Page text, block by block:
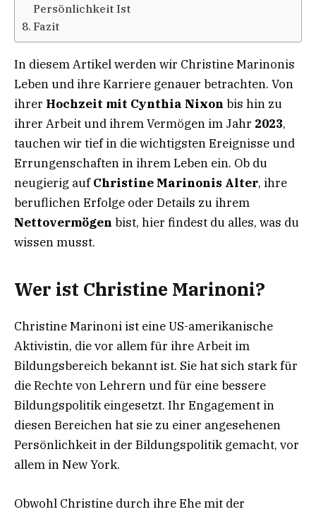
Persönlichkeit Ist
Fazit
In diesem Artikel werden wir Christine Marinonis
Leben und ihre Karriere genauer betrachten. Von
ihrer Hochzeit mit Cynthia Nixon bis hin zu
ihrer Arbeit und ihrem Vermögen im Jahr 2023,
tauchen wir tief in die wichtigsten Ereignisse und
Errungenschaften in ihrem Leben ein. Ob du
neugierig aufChristine Marinonis Alter, ihre
beruflichen Erfolge oder Details zu ihrem
Nettovermögen bist, hier findest du alles, was du
wissen musst.
Wer ist Christine Marinoni?
Christine Marinoni ist eine US-amerikanische
Aktivistin, die vor allem für ihre Arbeit im
Bildungsbereich bekannt ist. Sie hat sich stark für
die Rechte von Lehrern und für eine bessere
Bildungspolitik eingesetzt. Ihr Engagement in
diesen Bereichen hat sie zu einer angesehenen
Persönlichkeit in der Bildungspolitik gemacht, vor
allem in New York.
Obwohl Christine durch ihre Ehe mit der